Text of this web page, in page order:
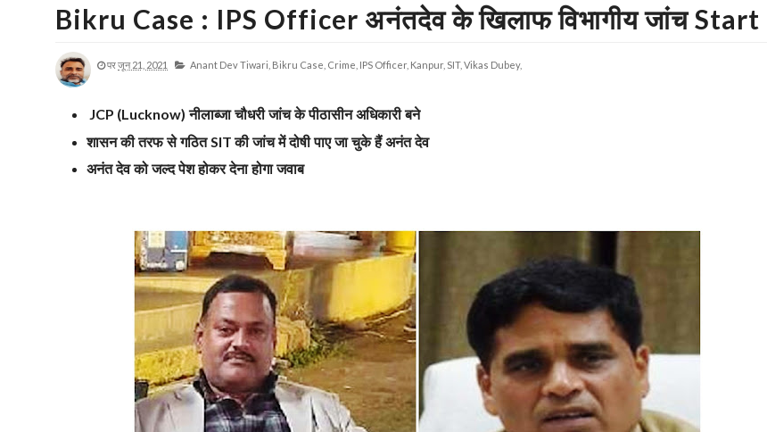
Bikru Case : IPS Officer अनंतदेव के खिलाफ विभागीय जांच Start
परजून 21, 2021 Anant Dev Tiwari, Bikru Case, Crime, IPS Officer, Kanpur, SIT, Vikas Dubey,
JCP (Lucknow) नीलाब्जा चौधरी जांच के पीठासीन अधिकारी बने
शासन की तरफ से गठित SITकी जांच में दोषी पाए जा चुके हैं अनंत देव
अनंत देव को जल्द पेश होकर देना होगा जवाब